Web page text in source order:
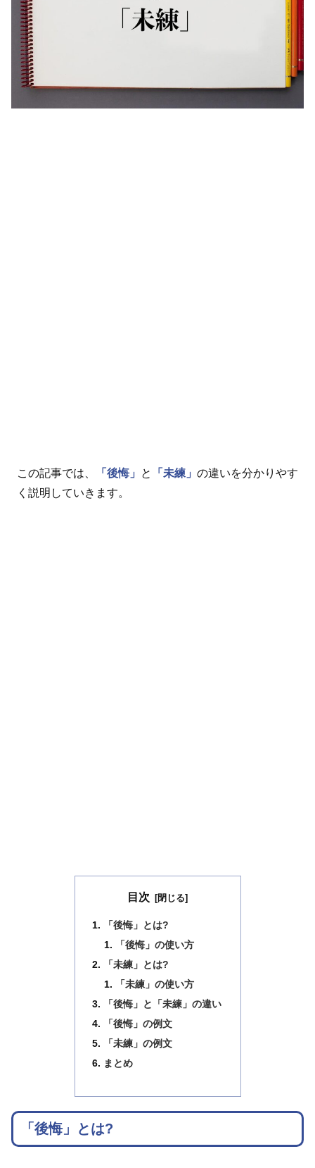
この記事では、 「後悔」 と 「未練」 の違いを分かりやす
く説明していきます。
目次
「後悔」とは?
「後悔」の使い方
「未練」とは?
「未練」の使い方
「後悔」と「未練」の違い
「後悔」の例文
「未練」の例文
まとめ
「後悔」とは?